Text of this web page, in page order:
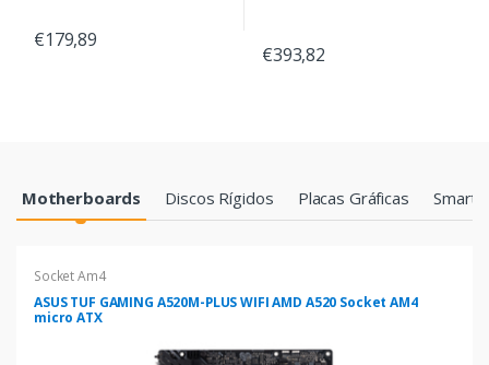
€179,89
€393,82
Products Grid
Motherboards Discos Rígidos Placas Gráficas
Socket Am4
ASUS TUF GAMING A520M-PLUS WIFI AMD A520 Socket AM4
micro ATX